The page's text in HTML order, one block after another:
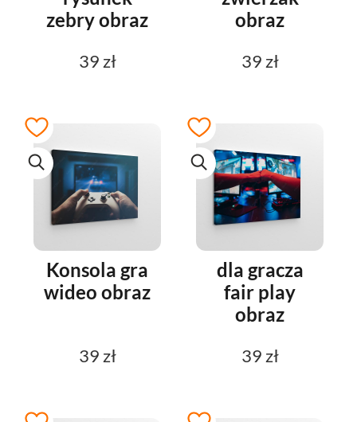
zebry obraz
39 zł
obraz
39 zł
Konsola gra
wideo obraz
39 zł
dla gracza
fair play
obraz
39 zł